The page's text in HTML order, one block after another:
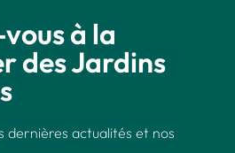
à la
des Jardins
dernières actualités et nos